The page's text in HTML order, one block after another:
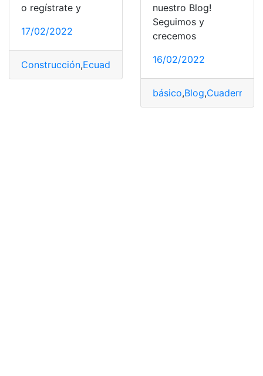
o regístrate y
17/02/2022
Construcción,Ecuador Listado,Materiales,
nuestro Blog!
Seguimos y
crecemos
16/02/2022
básico,Blog,Cuadernos